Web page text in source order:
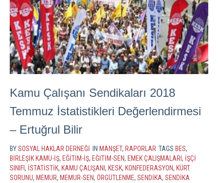
Kamu Çalışanı Sendikaları 2018
Temmuz İstatistikleri Değerlendirmesi
– Ertuğrul Bilir
BYSOSYAL HAKLAR DERNEĞI IN MANŞET, RAPORLAR TAGS BES,
BIRLEŞIK KAMU-İŞ, EĞITIM-İŞ, EĞITIM-SEN, EMEK ÇALIŞMALARI, İŞÇI
SINIFI, ISTATISTIK, KAMU ÇALIŞANI , KESK, KONFEDERASYON, KÜRT
SORUNU, MEMUR, MEMUR-SEN, ÖRGÜTLENME, SENDIKA, SENDIKA